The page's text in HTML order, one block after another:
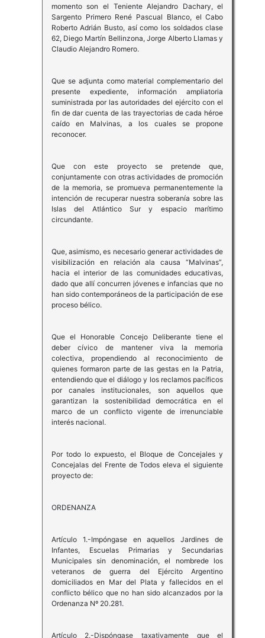
momento son el Teniente Alejandro Dachary, el
Sargento Primero René Pascual Blanco, el Cabo
Roberto Adrián Busto, así como los soldados clase
62, Diego Martín Bellinzona, Jorge Alberto Llamas y
Claudio Alejandro Romero.
Que se adjunta como material complementario del
presente expediente, información ampliatoria
suministrada por las autoridades del ejército con el
fin de dar cuenta de las trayectorias de cada héroe
caído en Malvinas, a los cuales se propone
reconocer.
Que con este proyecto se pretende que,
conjuntamente con otras actividades de promoción
de la memoria, se promueva permanentemente la
intención de recuperar nuestra soberanía sobre las
Islas del Atlántico Sur y espacio marítimo
circundante.
Que, asimismo, es necesario generar actividades de
visibilización en relación ala causa “Malvinas”,
hacia el interior de las comunidades educativas,
dado que allí concurren jóvenes e infancias que no
han sido contemporáneos de la participación de ese
proceso bélico.
Que el Honorable Concejo Deliberante tiene el
deber cívico de mantener viva la memoria
colectiva, propendiendo al reconocimiento de
quienes formaron parte de las gestas en la Patria,
entendiendo que el diálogo y los reclamos pacíficos
por canales institucionales, son aquellos que
garantizan la sostenibilidad democrática en el
marco de un conflicto vigente de irrenunciable
interés nacional.
Por todo lo expuesto, el Bloque de Concejales y
Concejalas del Frente de Todos eleva el siguiente
proyecto de:
ORDENANZA
Artículo 1.-Impóngase en aquellos Jardines de
Infantes, Escuelas Primarias y Secundarias
Municipales sin denominación, el nombrede los
veteranos de guerra del Ejército Argentino
domiciliados en Mar del Plata y fallecidos en el
conflicto bélico que no han sido alcanzados por la
Ordenanza Nº 20.281.
Artículo 2.-Dispóngase taxativamente que el